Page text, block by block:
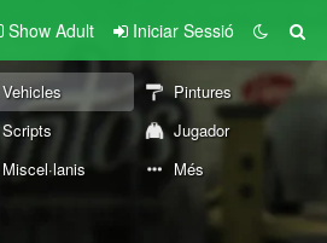
Show Adult Iniciar Sessió
Vehicles
Pintures
Scripts
Jugador
Miscel·lanis Més